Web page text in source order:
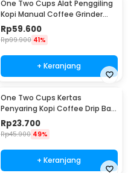
One Two Cups Alat Penggiling
Kopi Manual Coffee Grinder
Portable - WFCG9800
Rp59.600
Rp99.900 41%
+ Keranjang
One Two Cups Kertas
Penyaring Kopi Coffee Drip Bag
Paper Filter 50PCS - T111
Rp23.700
Rp45.900 49%
+ Keranjang